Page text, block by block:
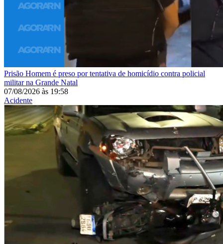
Prisão Homem é preso por tentativa de homicídio contra policial
militar na Grande Natal
07/08/2026 às 19:58
Acidente